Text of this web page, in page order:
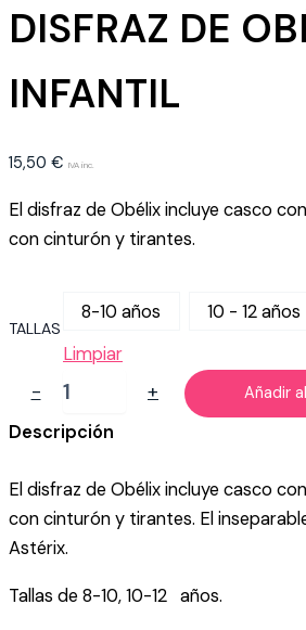
DISFRAZ DE
INFANTIL
15,50 € IVA inc.
El disfraz de Obélix incluye casco
con cinturón y tirantes.
TALLAS
8-10 años
10 - 12 años
Limpiar
-
DISFRAZ
OBÉLIX
cantidad
+ Añadir
Descripción
El disfraz de Obélix incluye casco
con cinturón y tirantes. El
Astérix.
Tallas de 8-10, 10-12 años.